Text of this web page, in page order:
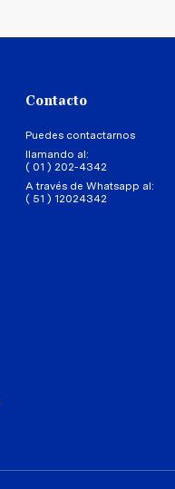
Contacto
Puedes contactarnos
llamando al:
( 01 ) 202-4342
A través de Whatsapp al:
( 51 ) 12024342